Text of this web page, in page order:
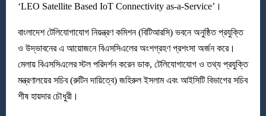
‘LEO Satellite Based IoT Connectivity as-a-Service’।
বাংলাদেশ টেলিযোগাযোগ নিয়ন্ত্রণ কমিশন (বিটিআরসি) ভবনে অনুষ্ঠিত প্রযুক্তি
ও উদ্ভাবনের এ আয়োজনে বিএসসিএলের অংশগ্রহণ প্রশংসা অর্জন করে।
মেলায় বিএসসিএলের স্টল পরিদর্শন করেন ডাক, টেলিযোগাযোগ ও তথ্য প্রযুক্তি
মন্ত্রণালয়ের সচিব (রুটিন দায়িত্বে) জহিরুল ইসলাম এবং আইসিটি বিভাগের সচিব
শীষ হায়দার চৌধুরী।